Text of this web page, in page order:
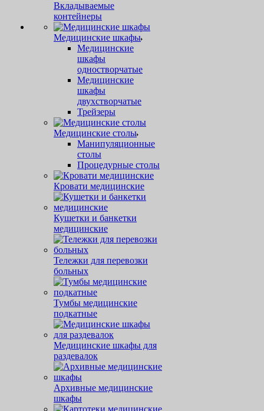
Вкладываемые
контейнеры
Медицинские шкафы
Медицинские
шкафы
одностворчатые
Медицинские
шкафы
двухстворчатые
Трейзеры
Медицинские столы
Манипуляционные
столы
Процедурные столы
Кровати медицинские
Кушетки и банкетки
медицинские
Тележки для перевозки
больных
Тумбы медицинские
подкатные
Медицинские шкафы для
раздевалок
Архивные медицинские
шкафы